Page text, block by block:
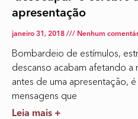
apresentação
janeiro 31, 2018 Nenhum
Bombardeio de estímulos,
descanso acabam afetando a
antes de uma apresentação,
mensagens que
Leia mais +